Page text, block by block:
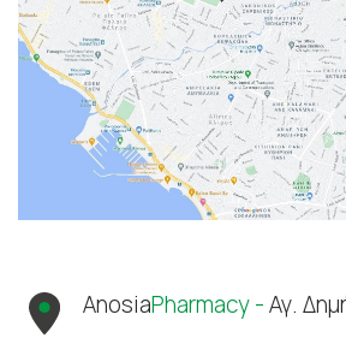
AnosiaPharmacy -Αγ.